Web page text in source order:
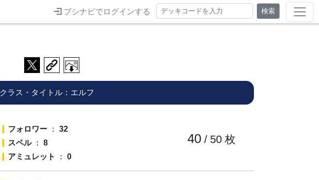
ブシナビでログインする 検索
クラス・タイトル：エルフ
フォロワー： 32
スペル： 8
アミュレット
： 0
40/ 50枚